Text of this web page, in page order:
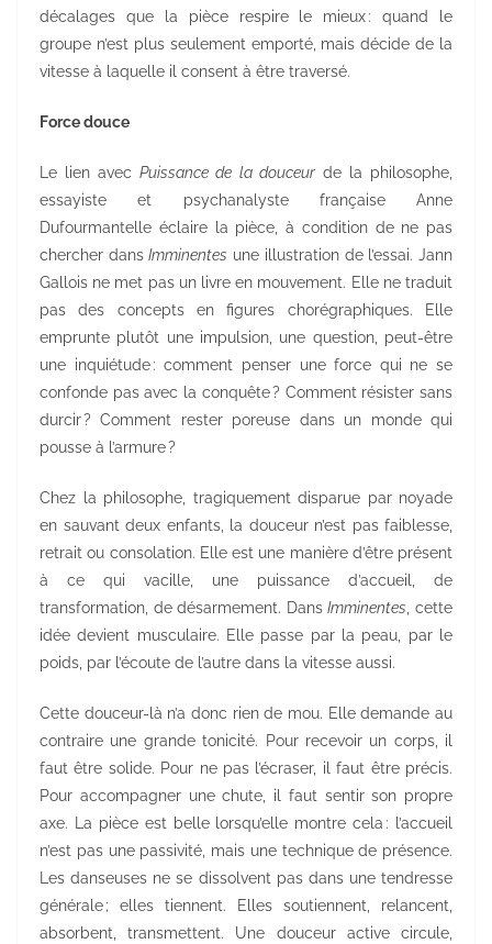
décalages que la pièce respire le mieux : quand le
groupe n’est plus seulement emporté, mais décide de la
vitesse à laquelle il consent à être traversé.
Force douce
Le lien avecPuissance de la douceurde la philosophe,
essayiste et psychanalyste française Anne
Dufourmantelle éclaire la pièce, à condition de ne pas
chercher dansImminentes une illustration de l’essai. Jann
Gallois ne met pas un livre en mouvement. Elle ne traduit
pas des concepts en figures chorégraphiques. Elle
emprunte plutôt une impulsion, une question, peut-être
une inquiétude : comment penser une force qui ne se
confonde pas avec la conquête ? Comment résister sans
durcir ? Comment rester poreuse dans un monde qui
pousse à l’armure ?
Chez la philosophe, tragiquement disparue par noyade
en sauvant deux enfants, la douceur n’est pas faiblesse,
retrait ou consolation. Elle est une manière d’être présent
à ce qui vacille, une puissance d’accueil, de
transformation, de désarmement. DansImminentes, cette
idée devient musculaire. Elle passe par la peau, par le
poids, par l’écoute de l’autre dans la vitesse aussi.
Cette douceur-là n’a donc rien de mou. Elle demande au
contraire une grande tonicité. Pour recevoir un corps, il
faut être solide. Pour ne pas l’écraser, il faut être précis.
Pour accompagner une chute, il faut sentir son propre
axe. La pièce est belle lorsqu’elle montre cela : l’accueil
n’est pas une passivité, mais une technique de présence.
Les danseuses ne se dissolvent pas dans une tendresse
générale ; elles tiennent. Elles soutiennent, relancent,
absorbent, transmettent. Une douceur active circule,